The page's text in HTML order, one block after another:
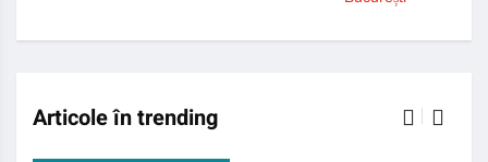
Articole în trending